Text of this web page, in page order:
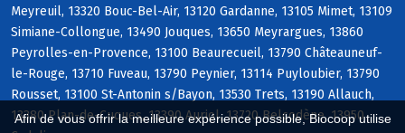
Afin de vous offrir la meilleure expérience possible, Biocoop utilise
Meyreuil, 13320 Bouc-Bel-Air, 13120 Gardanne, 13105 Mimet, 13109
Simiane-Collongue, 13490 Jouques, 13650 Meyrargues, 13860
Peyrolles-en-Provence, 13100 Beaurecueil, 13790 Châteauneuf-
le-Rouge, 13710 Fuveau, 13790 Peynier, 13114 Puyloubier, 13790
Rousset, 13100 St-Antonin s/Bayon, 13530 Trets, 13190 Allauch,
13380 Plan-de-Cuques, 13390 Auriol, 13720 Belcodène, 13950